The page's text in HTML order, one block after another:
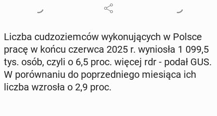
Liczba cu­dzo­ziem­ców wy­ko­nu­ją­cych w Polsce
pracę w końcu czerwca 2025 r. wy­nio­sła 1 099,5
tys. osób, czyli o 6,5 proc. więcej rdr - podał GUS.
W po­rów­na­niu do po­przed­nie­go mie­sią­ca ich
liczba wzrosła o 2,9 proc.